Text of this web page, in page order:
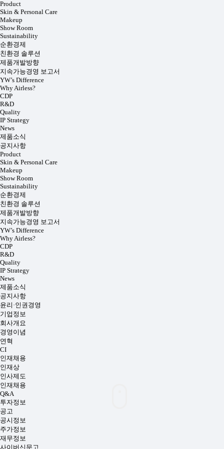
Product
Skin & Personal Care
Makeup
Show Room
Sustainability
순환경제
친환경 솔루션
제품개발방향
지속가능경영 보고서
YW’s Difference
Why Airless?
CDP
R&D
Quality
IP Strategy
News
제품소식
공지사항
Product
Skin & Personal Care
Makeup
Show Room
Sustainability
순환경제
친환경 솔루션
제품개발방향
지속가능경영 보고서
YW’s Difference
Why Airless?
CDP
R&D
Quality
IP Strategy
News
제품소식
공지사항
윤리·인권경영
기업정보
회사개요
경영이념
연혁
CI
인재채용
인재상
인사제도
인재채용
Q&A
투자정보
공고
공시정보
주가정보
재무정보
사이버신문고